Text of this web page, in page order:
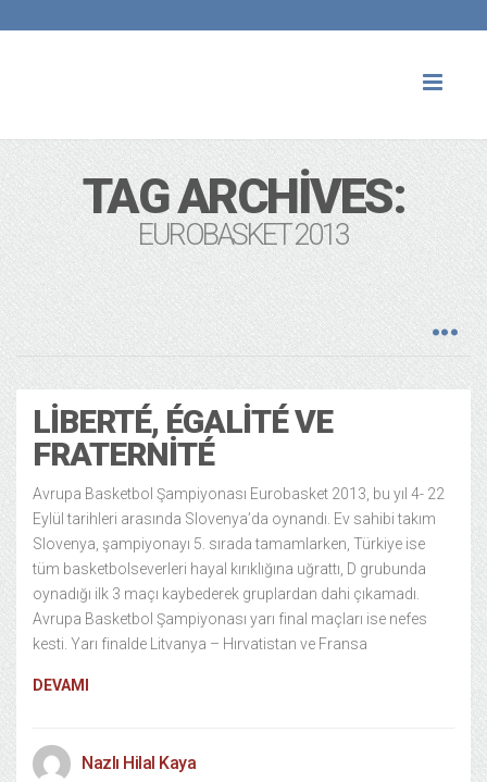
TAG ARCHIVES:
EUROBASKET 2013
LIBERTÉ, ÉGALITÉ VE
FRATERNITÉ
Avrupa Basketbol Şampiyonası Eurobasket 2013, bu yıl 4- 22
Eylül tarihleri arasında Slovenya’da oynandı. Ev sahibi takım
Slovenya, şampiyonayı 5. sırada tamamlarken, Türkiye ise
tüm basketbolseverleri hayal kırıklığına uğrattı, D grubunda
oynadığı ilk 3 maçı kaybederek gruplardan dahi çıkamadı.
Avrupa Basketbol Şampiyonası yarı final maçları ise nefes
kesti. Yarı finalde Litvanya – Hırvatistan ve Fransa
DEVAMI
Nazlı Hilal Kaya